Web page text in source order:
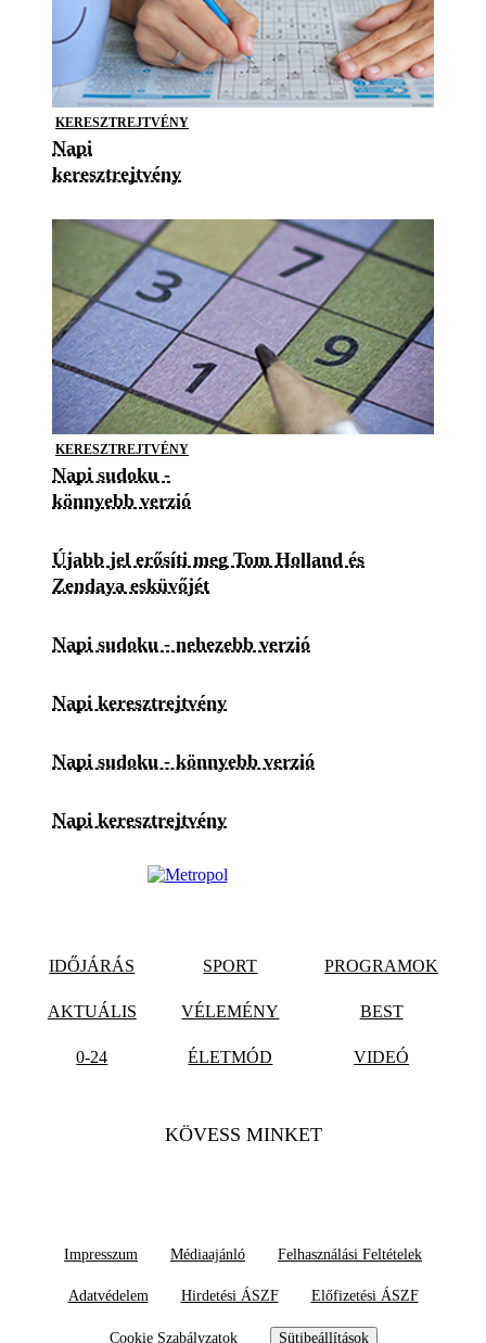
KERESZTREJTVÉNY
Napi
keresztrejtvény
KERESZTREJTVÉNY
Napi sudoku -
könnyebb verzió
Újabb jel erősíti meg Tom Holland és
Zendaya esküvőjét
Napi sudoku - nehezebb verzió
Napi keresztrejtvény
Napi sudoku - könnyebb verzió
Napi keresztrejtvény
IDŐJÁRÁS SPORT PROGRAMOK
AKTUÁLIS VÉLEMÉNY BEST
0-24 ÉLETMÓD VIDEÓ
KÖVESS MINKET
Impresszum Médiaajánló Felhasználási Feltételek
Adatvédelem Hirdetési ÁSZF Előfizetési ÁSZF
Cookie Szabályzatok Sütibeállítások